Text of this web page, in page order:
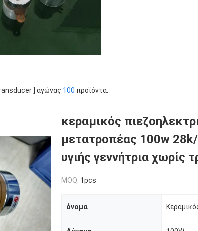
] αγώνας 100 προϊόντα.
κεραμικός
μετατροπέας 100w
υγιής γεννήτρια χωρίς
MOQ: 1pcs
όνομα